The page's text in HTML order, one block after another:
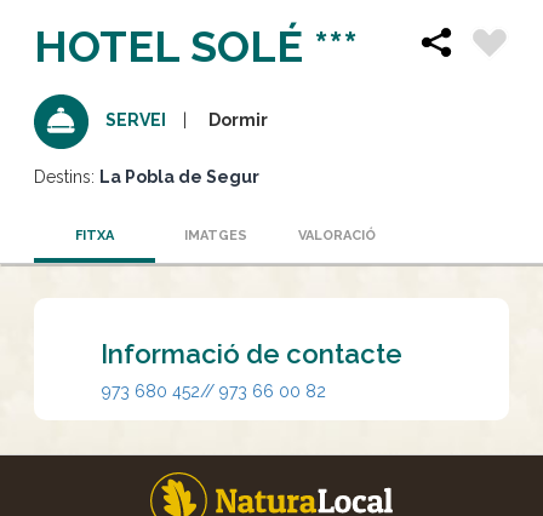
HOTEL SOLÉ ***
SERVEI Dormir
Destins: La Pobla de Segur
FITXA IMATGES VALORACIÓ
Informació de contacte
973 680 452// 973 66 00 82